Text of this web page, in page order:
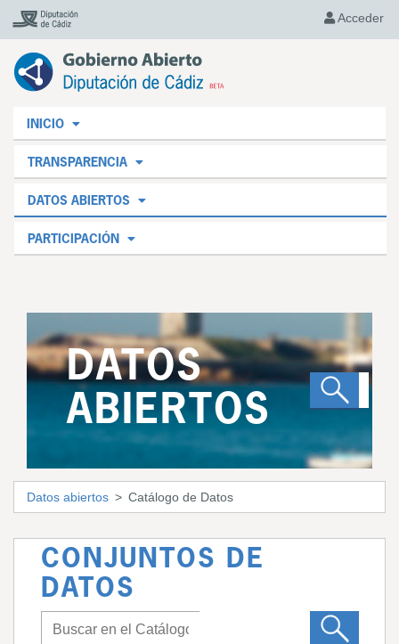
Acceder
INICIO
TRANSPARENCIA
DATOS ABIERTOS
PARTICIPACIÓN
DATOS
ABIERTOS
Datos abiertos Catálogo de Datos
CONJUNTOS DE
DATOS